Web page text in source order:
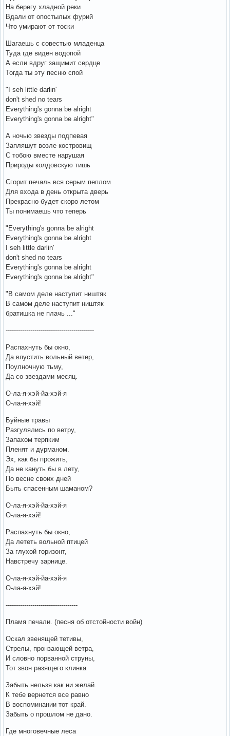
На берегу хладной реки
Вдали от опостылых фурий
Что умирают от тоски
Шагаешь с совестью младенца
Туда где виден водопой
А если вдруг защимит сердце
Тогда ты эту песню спой
"I seh little darlin'
don't shed no tears
Everything's gonna be alright
Everything's gonna be alright"
А ночью звезды подпевая
Запляшут возле костровищ
С тобою вместе нарушая
Природы колдовскую тишь
Сгорит печаль вся серым пеплом
Для входа в день открыта дверь
Прекрасно будет скоро летом
Ты понимаешь что теперь
"Everything's gonna be alright
Everything's gonna be alright
I seh little darlin'
don't shed no tears
Everything's gonna be alright
Everything's gonna be alright"
"В самом деле наступит ништяк
В самом деле наступит ништяк
братишка не плачь ..."
-------------------------------------------
Распахнуть бы окно,
Да впустить вольный ветер,
Поулночную тьму,
Да со звездами месяц.
О-ла-я-хэй-йа-хэй-я
О-ла-я-хэй!
Буйные травы
Разгулялись по ветру,
Запахом терпким
Пленят и дурманом.
Эх, как бы прожить,
Да не кануть бы в лету,
По весне своих дней
Быть спасенным шаманом?
О-ла-я-хэй-йа-хэй-я
О-ла-я-хэй!
Распахнуть бы окно,
Да лететь вольной птицей
За глухой горизонт,
Навстречу зарнице.
О-ла-я-хэй-йа-хэй-я
О-ла-я-хэй!
-----------------------------------
Пламя печали. (песня об отстойности войн)
Оскал звенящей тетивы,
Стрелы, пронзающей ветра,
И словно порванной струны,
Тот звон разящего клинка
Забыть нельзя как ни желай.
К тебе вернется все равно
В воспоминании тот край.
Забыть о прошлом не дано.
Где многовечные леса